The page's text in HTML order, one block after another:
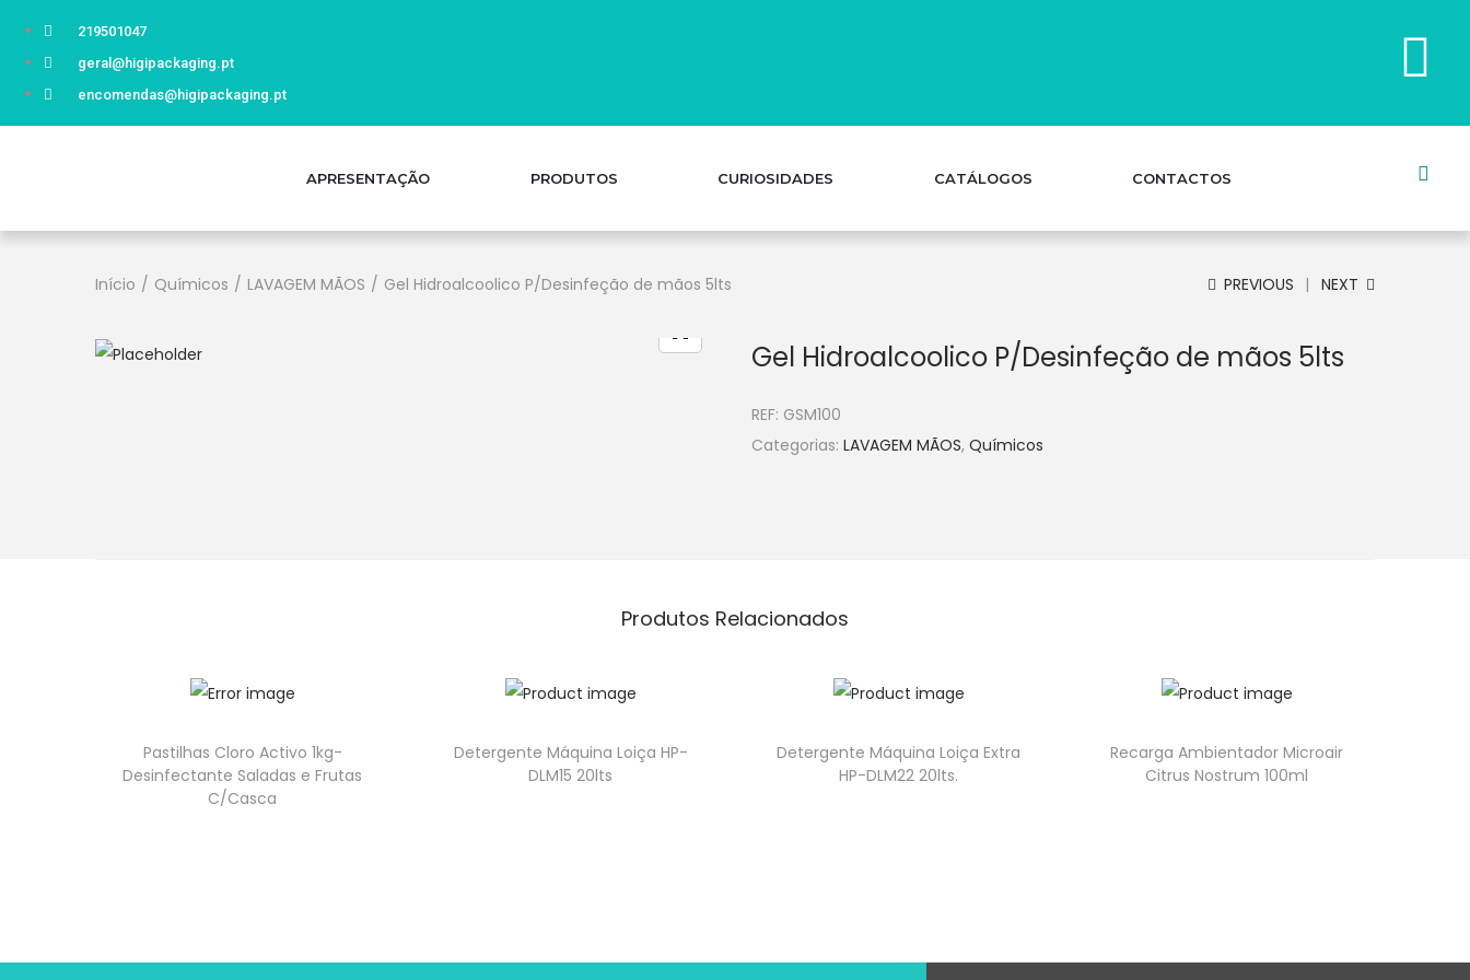
219501047
geral@higipackaging.pt
encomendas@higipackaging.pt
APRESENTAÇÃO PRODUTOS CURIOSIDADES CATÁLOGOS CONTACTOS
Início / Químicos / LAVAGEM MÃOS / Gel Hidroalcoolico P/Desinfeção de mãos 5lts PREVIOUS NEXT
Gel Hidroalcoolico P/Desinfeção de mãos 5lts
REF: GSM100
Categorias: LAVAGEM MÃOS, Químicos
Produtos Relacionados
Pastilhas Cloro Activo 1kg-
Desinfectante Saladas e Frutas
C/Casca
Detergente Máquina Loiça HP-
DLM15 20lts
Detergente Máquina Loiça Extra
HP-DLM22 20lts.
Recarga Ambientador Microair
Citrus Nostrum 100ml